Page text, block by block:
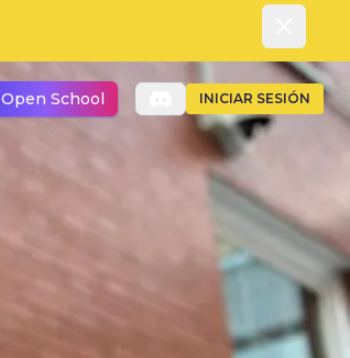
Open School INICIAR SESIÓN